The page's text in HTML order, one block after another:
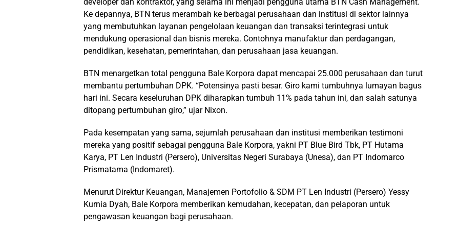
Ke depannya, BTN terus merambah ke berbagai perusahaan dan institusi di sektor lainnya
yang membutuhkan layanan pengelolaan keuangan dan transaksi terintegrasi untuk
mendukung operasional dan bisnis mereka. Contohnya manufaktur dan perdagangan,
pendidikan, kesehatan, pemerintahan, dan perusahaan jasa keuangan.
BTN menargetkan total pengguna Bale Korpora dapat mencapai 25.000 perusahaan dan turut
membantu pertumbuhan DPK. “Potensinya pasti besar. Giro kami tumbuhnya lumayan bagus
hari ini. Secara keseluruhan DPK diharapkan tumbuh 11% pada tahun ini, dan salah satunya
ditopang pertumbuhan giro,” ujar Nixon.
Pada kesempatan yang sama, sejumlah perusahaan dan institusi memberikan testimoni
mereka yang positif sebagai pengguna Bale Korpora, yakni PT Blue Bird Tbk, PT Hutama
Karya, PT Len Industri (Persero), Universitas Negeri Surabaya (Unesa), dan PT Indomarco
Prismatama (Indomaret).
Menurut Direktur Keuangan, Manajemen Portofolio & SDM PT Len Industri (Persero) Yessy
Kurnia Dyah, Bale Korpora memberikan kemudahan, kecepatan, dan pelaporan untuk
pengawasan keuangan bagi perusahaan.